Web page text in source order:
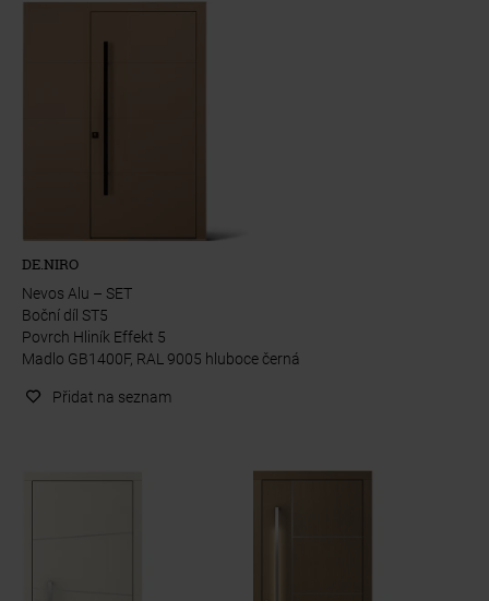
DE.NIRO
Nevos Alu – SET
Boční díl ST5
Povrch Hliník Effekt 5
Madlo GB1400F, RAL 9005 hluboce černá
Přidat na seznam